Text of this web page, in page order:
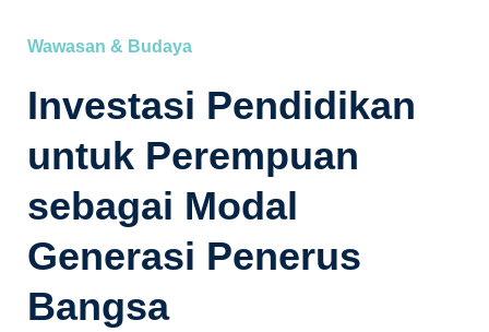
Wawasan & Budaya
Investasi Pendidikan
untuk Perempuan
sebagai Modal
Generasi Penerus
Bangsa